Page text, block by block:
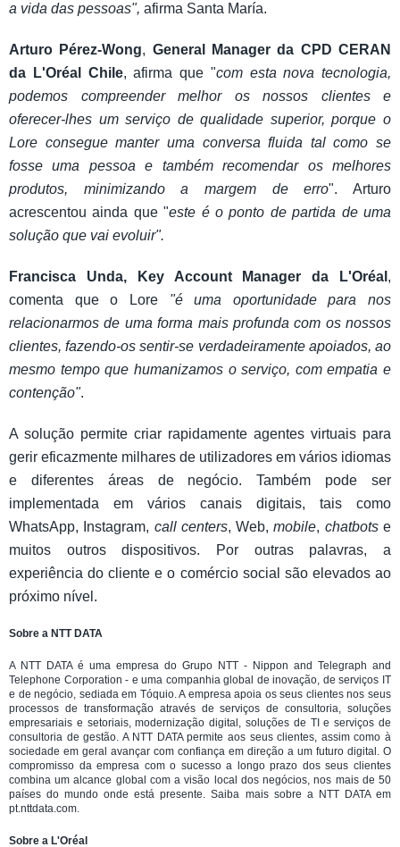
a vida das pessoas", afirma Santa María.
Arturo Pérez-Wong, General Manager da CPD CERAN
da L'Oréal Chile, afirma que "com esta nova tecnologia,
podemos compreender melhor os nossos clientes e
oferecer-lhes um serviço de qualidade superior, porque o
Lore consegue manter uma conversa fluida tal como se
fosse uma pessoa e também recomendar os melhores
produtos, minimizando a margem de erro". Arturo
acrescentou ainda que "este é o ponto de partida de uma
solução que vai evoluir".
Francisca Unda, Key Account Manager da L'Oréal ,
comenta que o Lore "é uma oportunidade para nos
relacionarmos de uma forma mais profunda com os nossos
clientes, fazendo-os sentir-se verdadeiramente apoiados, ao
mesmo tempo que humanizamos o serviço, com empatia e
contenção".
A solução permite criar rapidamente agentes virtuais para
gerir eficazmente milhares de utilizadores em vários idiomas
e diferentes áreas de negócio. Também pode ser
implementada em vários canais digitais, tais como
WhatsApp, Instagram, call centers, Web,mobile, chatbotse
muitos outros dispositivos. Por outras palavras, a
experiência do cliente e o comércio social são elevados ao
próximo nível.
Sobre a NTT DATA
A NTT DATA é uma empresa do Grupo NTT - Nippon and Telegraph and
Telephone Corporation - e uma companhia global de inovação, de serviços IT
e de negócio, sediada em Tóquio. A empresa apoia os seus clientes nos seus
processos de transformação através de serviços de consultoria, soluções
empresariais e setoriais, modernização digital, soluções de TI e serviços de
consultoria de gestão. A NTT DATA permite aos seus clientes, assim como à
sociedade em geral avançar com confiança em direção a um futuro digital. O
compromisso da empresa com o sucesso a longo prazo dos seus clientes
combina um alcance global com a visão local dos negócios, nos mais de 50
países do mundo onde está presente. Saiba mais sobre a NTT DATA em
pt.nttdata.com.
Sobre a L'Oréal